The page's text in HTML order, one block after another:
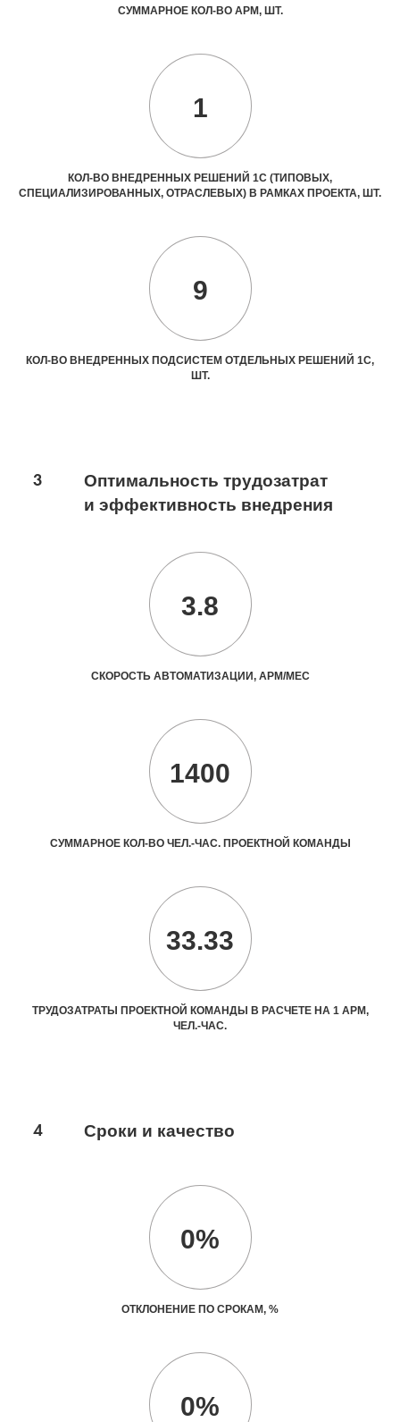
СУММАРНОЕ КОЛ-ВО АРМ, ШТ.
1
КОЛ-ВО ВНЕДРЕННЫХ РЕШЕНИЙ 1С (ТИПОВЫХ,
СПЕЦИАЛИЗИРОВАННЫХ, ОТРАСЛЕВЫХ) В РАМКАХ ПРОЕКТА, ШТ.
9
КОЛ-ВО ВНЕДРЕННЫХ ПОДСИСТЕМ ОТДЕЛЬНЫХ РЕШЕНИЙ 1С,
ШТ.
3
Оптимальность трудозатрат
и эффективность внедрения
3.8
СКОРОСТЬ АВТОМАТИЗАЦИИ, АРМ/МЕС
1400
СУММАРНОЕ КОЛ-ВО ЧЕЛ.-ЧАС. ПРОЕКТНОЙ КОМАНДЫ
33.33
ТРУДОЗАТРАТЫ ПРОЕКТНОЙ КОМАНДЫ В РАСЧЕТЕ НА 1 АРМ,
ЧЕЛ.-ЧАС.
4 Сроки и качество
0%
ОТКЛОНЕНИЕ ПО СРОКАМ, %
0%